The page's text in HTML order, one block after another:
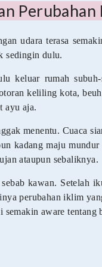
Perubahan
udara terasa
sedingin dulu.
keluar rumah
keliling kota,
ayu aja.
menentu. Cuaca
kadang maju
ataupun sebaliknya.
kawan. Setelah
perubahan iklim
aware tentang